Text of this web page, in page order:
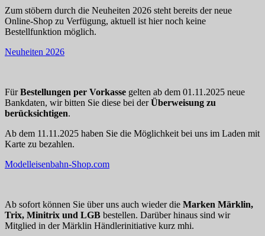
Zum stöbern durch die Neuheiten 2026 steht bereits der neue
Online-Shop zu Verfügung, aktuell ist hier noch keine
Bestellfunktion möglich.
Neuheiten 2026
FürBestellungen per Vorkasse gelten ab dem 01.11.2025 neue
Bankdaten, wir bitten Sie diese bei derÜberweisung zu
berücksichtigen.
Ab dem 11.11.2025 haben Sie die Möglichkeit bei uns im Laden mit
Karte zu bezahlen.
Modelleisenbahn-Shop.com
Ab sofort können Sie über uns auch wieder die Marken Märklin,
Trix, Minitrix und LGB bestellen. Darüber hinaus sind wir
Mitglied in der Märklin Händlerinitiative kurz mhi.